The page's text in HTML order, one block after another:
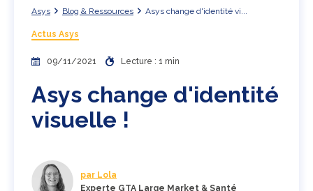
Asys Blog & Ressources Asys change d'identité vi...
Actus Asys
09/11/2021 Lecture : 1 min
Asys change d'identité
visuelle !
par Lola
Experte GTA Large Market & Santé